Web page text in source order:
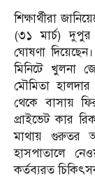
শিক্ষার্থীরা
(৩১ মার্চ) দুপুর
ঘোষণা
মিনিটে খুলনা
মৌমিতা
থেকে বাসায়
প্রাইভেট কার
মাথায় গুরুতর
হাসপাতালে
কর্তব্যরত